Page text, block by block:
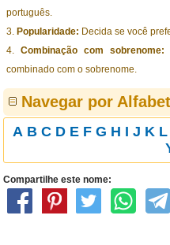
português.
Popularidade: Decida se você
Combinação com sobrenome:
combinado com o sobrenome.
Navegar por
A B C D E F G H I J K L
Compartilhe este nome: